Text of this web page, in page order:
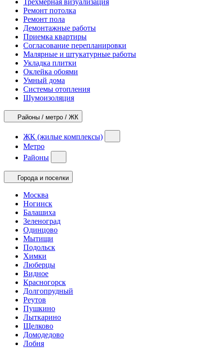
Трехмерная визуализация
Ремонт потолка
Ремонт пола
Демонтажные работы
Приемка квартиры
Согласование перепланировки
Малярные и штукатурные работы
Укладка плитки
Оклейка обоями
Умный дома
Системы отопления
Шумоизоляция
Районы / метро / ЖК
ЖК (жилые комплексы)
Метро
Районы
Города и поселки
Москва
Ногинск
Балашиха
Зеленоград
Одинцово
Мытищи
Подольск
Химки
Люберцы
Видное
Красногорск
Долгопрудный
Реутов
Пушкино
Лыткарино
Щелково
Домодедово
Лобня